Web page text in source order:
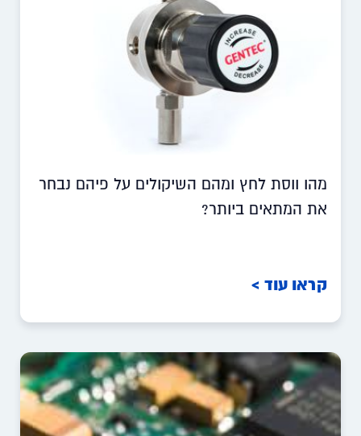
מהו ווסת לחץ ומהם השיקולים על פיהם נבחר
את המתאים ביותר?
קראו עוד >